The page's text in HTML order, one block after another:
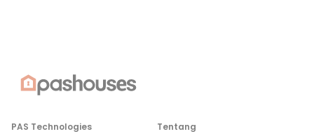
PAS Technologies
Tentang